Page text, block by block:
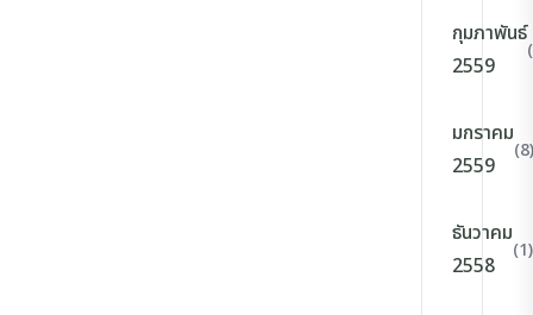
กุมภาพันธ์
2559
มกราคม
2559
(8)
ธันวาคม
2558
(1)